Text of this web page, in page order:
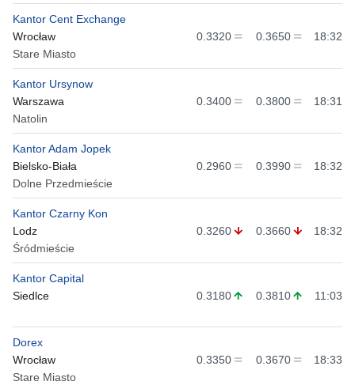
Kantor Cent Exchange
Wrocław
Stare Miasto
0.3320 0.3650 18:32
Kantor Ursynow
Warszawa
Natolin
0.3400 0.3800 18:31
Kantor Adam Jopek
Bielsko-Biała
Dolne Przedmieście
0.2960 0.3990 18:32
Kantor Czarny Kon
Lodz
Śródmieście
0.3260 0.3660 18:32
Kantor Capital
Siedlce
0.3180 0.3810 11:03
Dorex
Wrocław
Stare Miasto
0.3350 0.3670 18:33